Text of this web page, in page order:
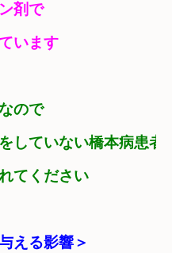
剤で
います
なので
していない橋本病患者
てください
える影響＞